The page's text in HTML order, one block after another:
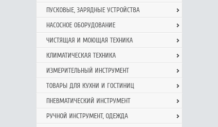
ПУСКОВЫЕ, ЗАРЯДНЫЕ УСТРОЙСТВА
НАСОСНОЕ ОБОРУДОВАНИЕ
ЧИСТЯЩАЯ И МОЮЩАЯ ТЕХНИКА
КЛИМАТИЧЕСКАЯ ТЕХНИКА
ИЗМЕРИТЕЛЬНЫЙ ИНСТРУМЕНТ
ТОВАРЫ ДЛЯ КУХНИ И ГОСТИНИЦ
ПНЕВМАТИЧЕСКИЙ ИНСТРУМЕНТ
РУЧНОЙ ИНCТРУМЕНТ, ОДЕЖДА